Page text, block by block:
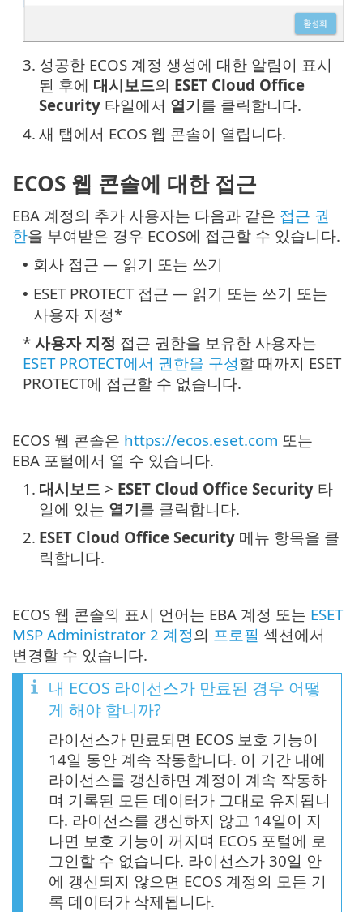
3. 성공한 ECOS 계정 생성에 대한 알림이 표시
된 후에 대시보드의 ESET Cloud Office
Security 타일에서 열기를 클릭합니다.
4. 새 탭에서 ECOS 웹 콘솔이 열립니다.
ECOS 웹 콘솔에 대한 접근
EBA 계정의 추가 사용자는 다음과 같은 접근 권
한을 부여받은 경우 ECOS에 접근할 수 있습니다.
• 회사 접근 — 읽기 또는 쓰기
• ESET PROTECT 접근 — 읽기 또는 쓰기 또는
사용자 지정*
* 사용자 지정 접근 권한을 보유한 사용자는
ESET PROTECT에서 권한을 구성할 때까지 ESET
PROTECT에 접근할 수 없습니다.
ECOS 웹 콘솔은 https://ecos.eset.com 또는
EBA 포털에서 열 수 있습니다.
1. 대시보드 > ESET Cloud Office Security 타
일에 있는 열기를 클릭합니다.
2. ESET Cloud Office Security 메뉴 항목을 클
릭합니다.
ECOS 웹 콘솔의 표시 언어는 EBA 계정 또는 ESET
MSP Administrator 2 계정의 프로필 섹션에서
변경할 수 있습니다.
내 ECOS 라이선스가 만료된 경우 어떻
게 해야 합니까?
라이선스가 만료되면 ECOS 보호 기능이
14일 동안 계속 작동합니다. 이 기간 내에
라이선스를 갱신하면 계정이 계속 작동하
며 기록된 모든 데이터가 그대로 유지됩니
다. 라이선스를 갱신하지 않고 14일이 지
나면 보호 기능이 꺼지며 ECOS 포털에 로
그인할 수 없습니다. 라이선스가 30일 안
에 갱신되지 않으면 ECOS 계정의 모든 기
록 데이터가 삭제됩니다.